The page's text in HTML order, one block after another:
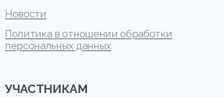
Новости
Политика в отношении обработки
персональных данных
УЧАСТНИКАМ